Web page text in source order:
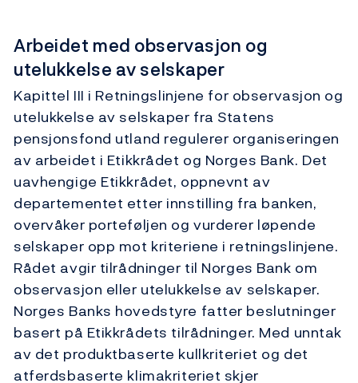
Arbeidet med observasjon og
utelukkelse av selskaper
Kapittel III i Retningslinjene for observasjon og
utelukkelse av selskaper fra Statens
pensjonsfond utland regulerer organiseringen
av arbeidet i Etikkrådet og Norges Bank. Det
uavhengige Etikkrådet, oppnevnt av
departementet etter innstilling fra banken,
overvåker porteføljen og vurderer løpende
selskaper opp mot kriteriene i retningslinjene.
Rådet avgir tilrådninger til Norges Bank om
observasjon eller utelukkelse av selskaper.
Norges Banks hovedstyre fatter beslutninger
basert på Etikkrådets tilrådninger. Med unntak
av det produktbaserte kullkriteriet og det
atferdsbaserte klimakriteriet skjer